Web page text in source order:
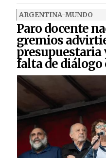
ARGENTINA-MUNDO
Paro docente
gremios
presupuestaria
falta de diálogo